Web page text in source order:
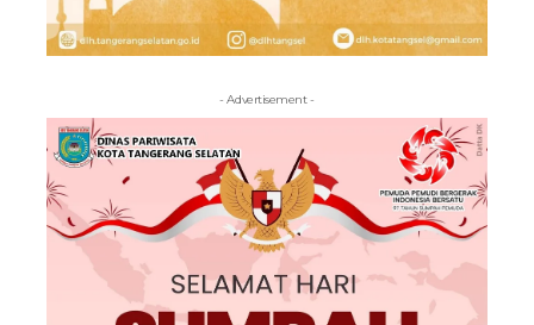
- Advertisement -